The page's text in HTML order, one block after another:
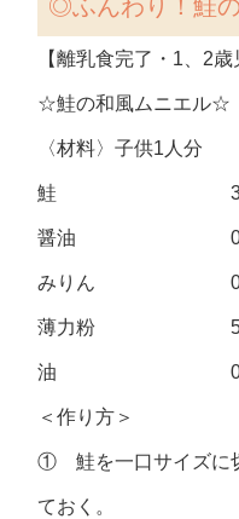
◎ふんわり！鮭
【離乳食完了・1、2歳
☆鮭の和風ムニエル☆
〈材料〉子供1人分
鮭
醤油
みりん
薄力粉
油
＜作り方＞
① 鮭を一口サイズに
ておく。